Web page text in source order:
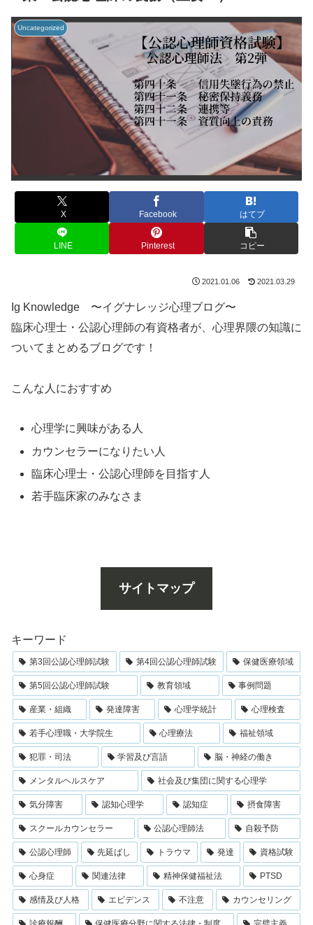
Uncategorized
X Facebook はてブ
LINE Pinterest コピー
2021.01.06 2021.03.29
Ig Knowledge 〜イグナレッジ心理ブログ〜
臨床心理士・公認心理師の有資格者が、心理界隈の知識に
ついてまとめるブログです！
こんな人におすすめ
心理学に興味がある人
カウンセラーになりたい人
臨床心理士・公認心理師を目指す人
若手臨床家のみなさま
サイトマップ
キーワード
第3回公認心理師試験 第4回公認心理師試験 保健医療領域
第5回公認心理師試験 教育領域 事例問題
産業・組織 発達障害 心理学統計 心理検査
若手心理職・大学院生 心理療法 福祉領域
犯罪・司法 学習及び言語 脳・神経の働き
メンタルヘルスケア 社会及び集団に関する心理学
気分障害 認知心理学 認知症 摂食障害
スクールカウンセラー 公認心理師法 自殺予防
公認心理師 先延ばし トラウマ 発達 資格試験
心身症 関連法律 精神保健福祉法 PTSD
感情及び人格 エビデンス 不注意 カウンセリング